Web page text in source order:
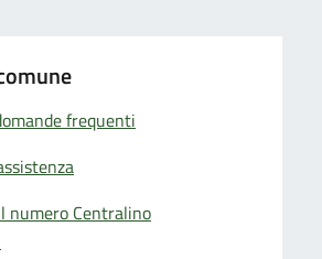
frequenti
numero Centralino